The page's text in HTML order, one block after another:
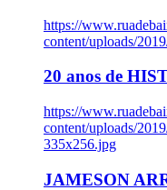
https://
content/uploads/
20 anos de
https://
content/uploads/
335x256.jpg
JAMESON